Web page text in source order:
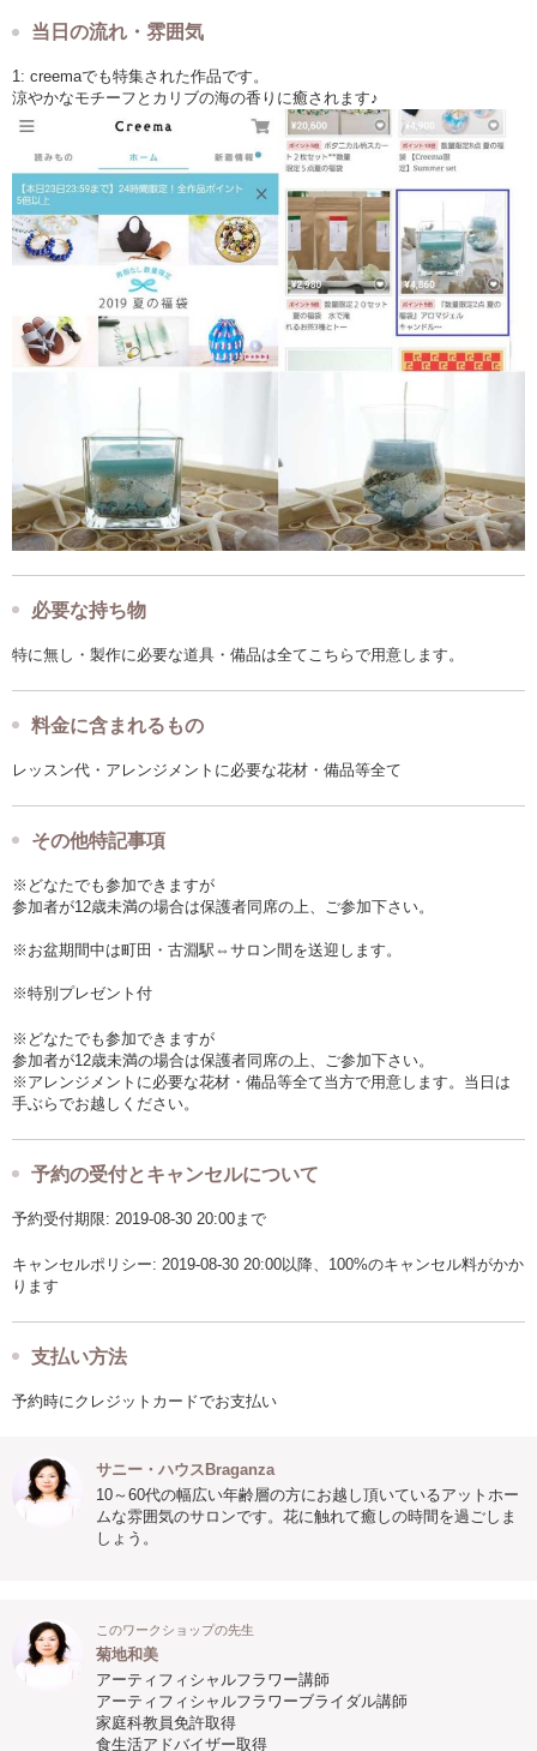
当日の流れ・雰囲気
1: creemaでも特集された作品です。
涼やかなモチーフとカリブの海の香りに癒されます♪
必要な持ち物
特に無し・製作に必要な道具・備品は全てこちらで用意します。
料金に含まれるもの
レッスン代・アレンジメントに必要な花材・備品等全て
その他特記事項
※どなたでも参加できますが
参加者が12歳未満の場合は保護者同席の上、ご参加下さい。
※お盆期間中は町田・古淵駅⇔サロン間を送迎します。
※特別プレゼント付
※どなたでも参加できますが
参加者が12歳未満の場合は保護者同席の上、ご参加下さい。
※アレンジメントに必要な花材・備品等全て当方で用意します。当日は
手ぶらでお越しください。
予約の受付とキャンセルについて
予約受付期限: 2019-08-30 20:00まで
キャンセルポリシー: 2019-08-30 20:00以降、100%のキャンセル料がかか
ります
支払い方法
予約時にクレジットカードでお支払い
サニー・ハウスBraganza
10～60代の幅広い年齢層の方にお越し頂いているアットホー
ムな雰囲気のサロンです。花に触れて癒しの時間を過ごしま
しょう。
このワークショップの先生
菊地和美
アーティフィシャルフラワー講師
アーティフィシャルフラワーブライダル講師
家庭科教員免許取得
食生活アドバイザー取得